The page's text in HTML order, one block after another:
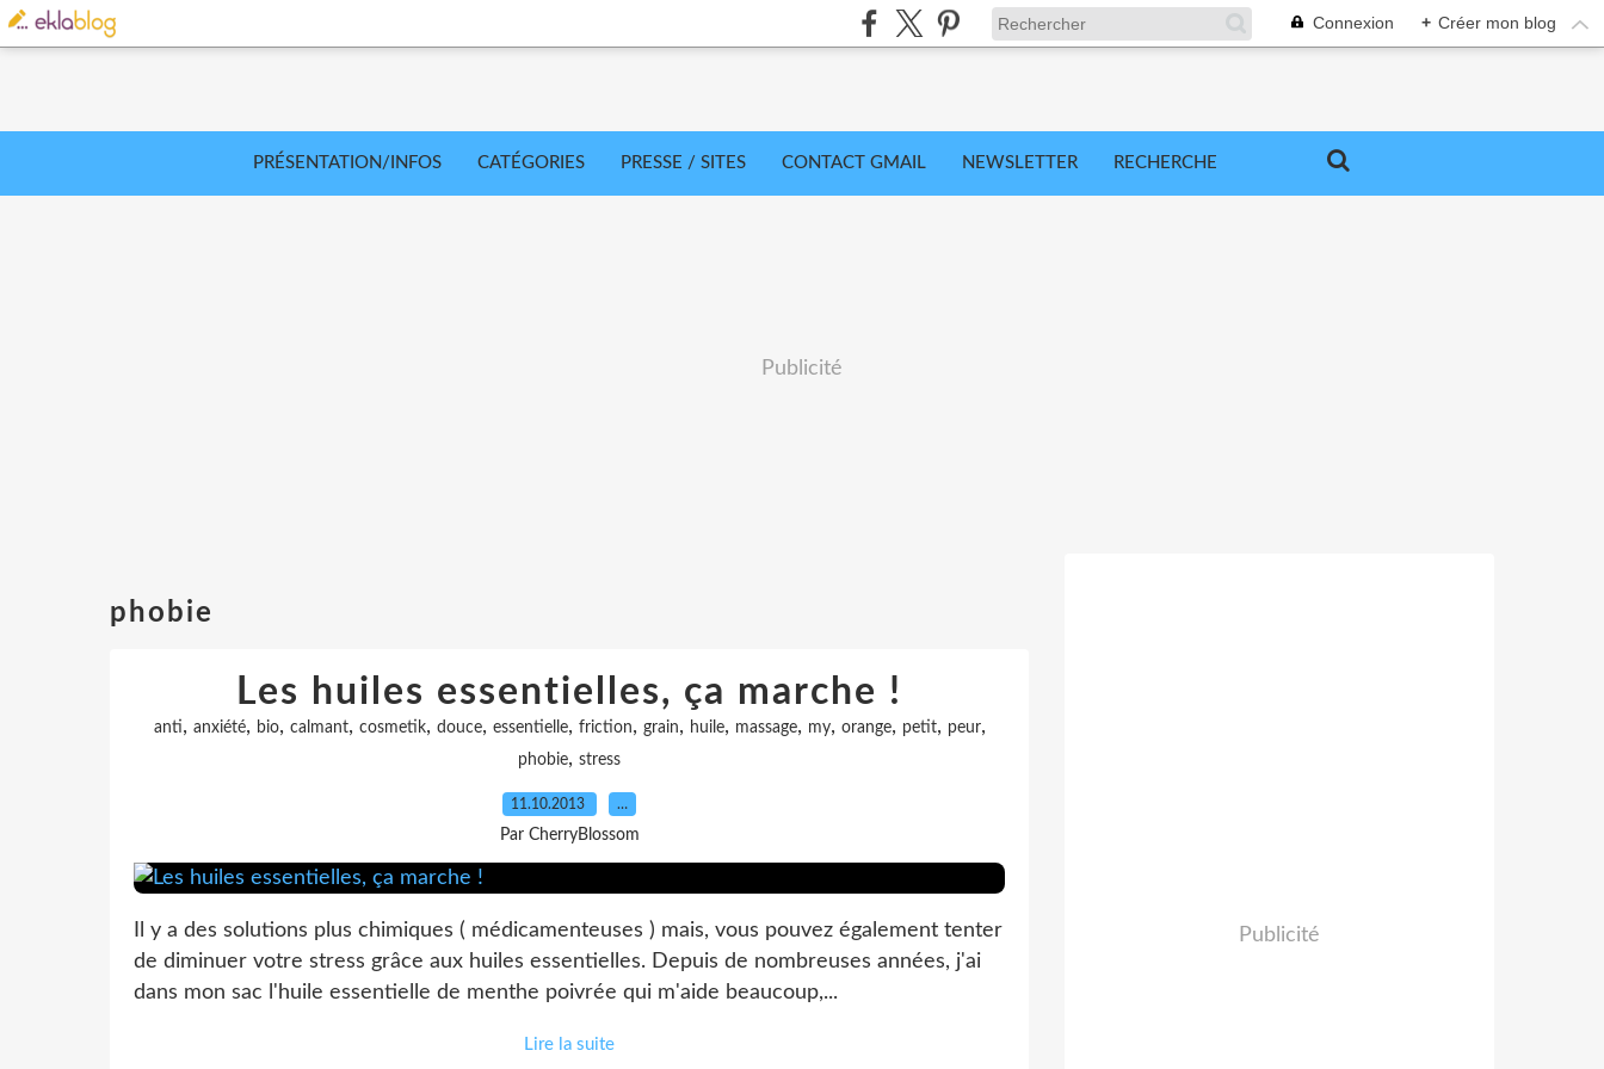
Connexion + Créer mon blog
PRÉSENTATION/INFOS CATÉGORIES PRESSE / SITES CONTACT GMAIL NEWSLETTER RECHERCHE
Publicité
phobie
Les huiles essentielles, ça marche !
anti, anxiété, bio, calmant, cosmetik, douce, essentielle, friction, grain, huile, massage, my, orange, petit, peur,
phobie, stress
11.10.2013 …
Par CherryBlossom
Il y a des solutions plus chimiques ( médicamenteuses ) mais, vous pouvez également tenter
de diminuer votre stress grâce aux huiles essentielles. Depuis de nombreuses années, j'ai
dans mon sac l'huile essentielle de menthe poivrée qui m'aide beaucoup,...
Lire la suite
Publicité